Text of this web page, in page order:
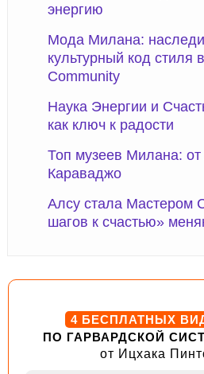
энергию
Мода Милана:
культурный код стиля
Community
Наука Энергии и
как ключ к радости
Топ музеев Милана:
Караваджо
Алсу стала Мастером
шагов к счастью»
4 БЕСПЛАТНЫХ
ПО ГАРВАРДСКОЙ
от Ицхака